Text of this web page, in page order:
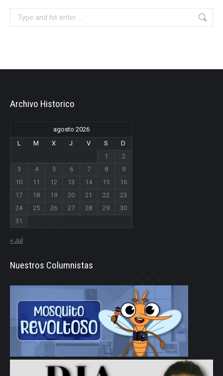
Archivo Historico
agosto 2026
L
M X J V S
D
1
2
3
4 5 6 7 8
9
10
11 12 13 14 15
16
17
18 19 20 21 22
23
24
25 26 27 28 29
30
31
« Jul
Nuestros Columnistas